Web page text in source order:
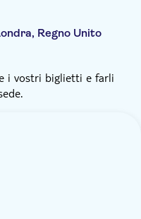
Regno Unito
i vostri biglietti e farli